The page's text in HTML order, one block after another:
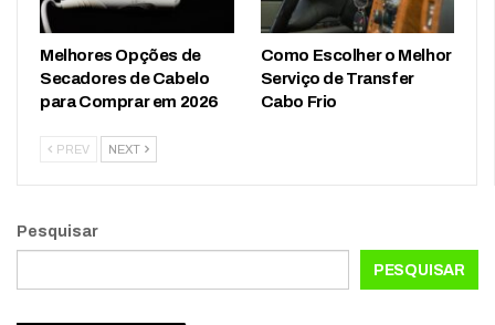
Melhores Opções de
Secadores de Cabelo
para Comprar em 2026
Como Escolher o Melhor
Serviço de Transfer
Cabo Frio
PREV NEXT
Pesquisar
PESQUISAR